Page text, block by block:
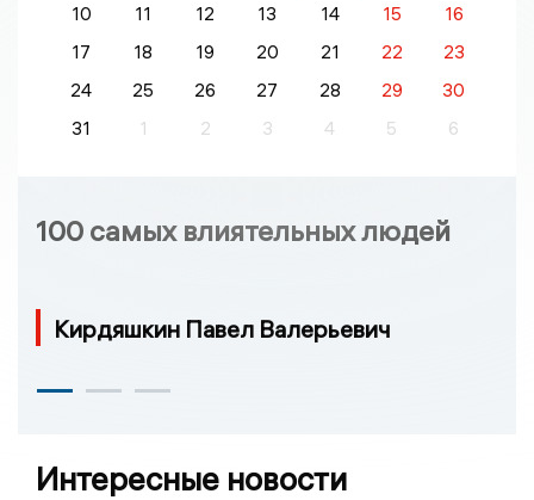
10
11 12 13 14 15
16
17
18 19 20 21 22
23
24
25 26 27 28 29
30
31
1 2 3 4 5 6
100 самых влиятельных людей
Кирдяшкин Павел Валерьевич
Интересные новости